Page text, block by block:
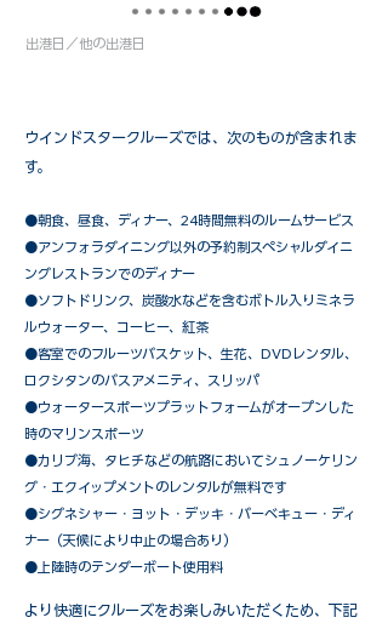
出港日／他の出港日
ウインドスタークルーズでは、次のものが含まれま
す。
●朝食、昼食、ディナー、24時間無料のルームサービス
​●アンフォラダイニング以外の予約制スペシャルダイニ
ングレストランでのディナー
●ソフトドリンク、炭酸水などを含むボトル入りミネラ
ルウォーター、コーヒー、紅茶
●客室でのフルーツバスケット、生花、DVDレンタル、
ロクシタンのバスアメニティ、スリッパ
●ウォータースポーツプラットフォームがオープンした
時のマリンスポーツ
●カリブ海、タヒチなどの航路においてシュノーケリン
グ・エクイップメントのレンタルが無料です
​●シグネシャー・ヨット・デッキ・バーベキュー・ディ
ナー（天候により中止の場合あり）
●上陸時のテンダーボート使用料
​より快適にクルーズをお楽しみいただくため、下記